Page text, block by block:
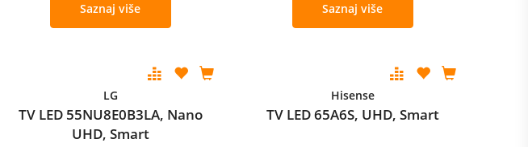
Saznaj više Saznaj više
LG
TV LED 55NU8E0B3LA, Nano
UHD, Smart
Hisense
TV LED 65A6S, UHD, Smart